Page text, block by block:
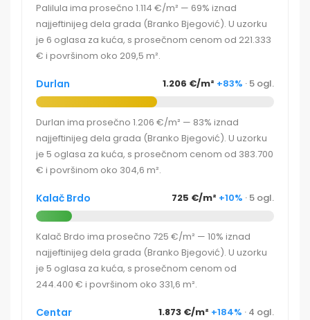
Palilula ima prosečno 1.114 €/m² — 69% iznad
najjeftinijeg dela grada (Branko Bjegović). U uzorku
je 6 oglasa za kuća, s prosečnom cenom od 221.333
€ i površinom oko 209,5 m².
Durlan 1.206 €/m² +83% · 5 ogl.
Durlan ima prosečno 1.206 €/m² — 83% iznad
najjeftinijeg dela grada (Branko Bjegović). U uzorku
je 5 oglasa za kuća, s prosečnom cenom od 383.700
€ i površinom oko 304,6 m².
Kalač Brdo 725 €/m² +10% · 5 ogl.
Kalač Brdo ima prosečno 725 €/m² — 10% iznad
najjeftinijeg dela grada (Branko Bjegović). U uzorku
je 5 oglasa za kuća, s prosečnom cenom od
244.400 € i površinom oko 331,6 m².
Centar 1.873 €/m² +184% · 4 ogl.